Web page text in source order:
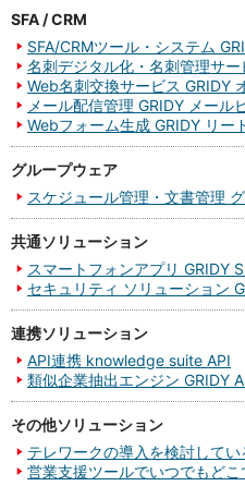
SFA / CRM
SFA/CRMツール・システム
名刺デジタル化・名刺管理サ
Web名刺交換サービス GRIDY
メール配信管理 GRIDY メール
Webフォーム生成 GRIDY リー
グループウェア
スケジュール管理・文書管理
共通ソリューション
スマートフォンアプリ GRIDY
セキュリティ ソリューション
連携ソリューション
API連携 knowledge suite API
類似企業抽出エンジン GRIDY
その他ソリューション
テレワークの導入を検討して
営業支援ツールでいつでもど